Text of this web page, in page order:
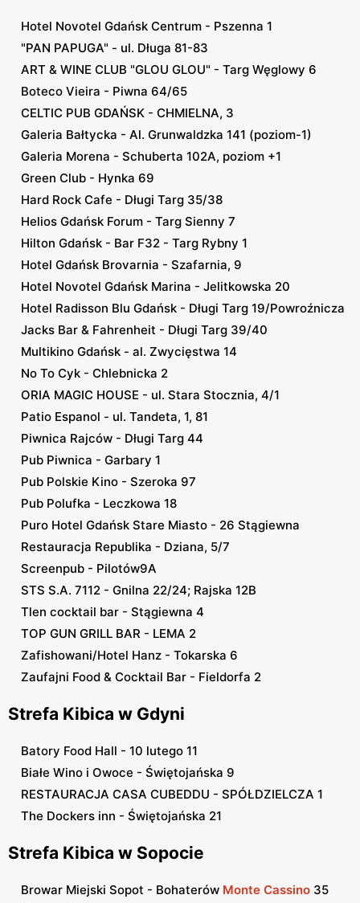
Hotel Novotel Gdańsk Centrum - Pszenna 1
"PAN PAPUGA" - ul. Długa 81-83
ART & WINE CLUB "GLOU GLOU" - Targ Węglowy 6
Boteco Vieira - Piwna 64/65
CELTIC PUB GDAŃSK - CHMIELNA, 3
Galeria Bałtycka - Al. Grunwaldzka 141 (poziom-1)
Galeria Morena - Schuberta 102A, poziom +1
Green Club - Hynka 69
Hard Rock Cafe - Długi Targ 35/38
Helios Gdańsk Forum - Targ Sienny 7
Hilton Gdańsk - Bar F32 - Targ Rybny 1
Hotel Gdańsk Brovarnia - Szafarnia, 9
Hotel Novotel Gdańsk Marina - Jelitkowska 20
Hotel Radisson Blu Gdańsk - Długi Targ 19/Powroźnicza
Jacks Bar & Fahrenheit - Długi Targ 39/40
Multikino Gdańsk - al. Zwycięstwa 14
No To Cyk - Chlebnicka 2
ORIA MAGIC HOUSE - ul. Stara Stocznia, 4/1
Patio Espanol - ul. Tandeta, 1, 81
Piwnica Rajców - Długi Targ 44
Pub Piwnica - Garbary 1
Pub Polskie Kino - Szeroka 97
Pub Polufka - Leczkowa 18
Puro Hotel Gdańsk Stare Miasto - 26 Stągiewna
Restauracja Republika - Dziana, 5/7
Screenpub - Pilotów9A
STS S.A. 7112 - Gnilna 22/24; Rajska 12B
Tlen cocktail bar - Stągiewna 4
TOP GUN GRILL BAR - LEMA 2
Zafishowani/Hotel Hanz - Tokarska 6
Zaufajni Food & Cocktail Bar - Fieldorfa 2
Strefa Kibica w Gdyni
Batory Food Hall - 10 lutego 11
Białe Wino i Owoce - Świętojańska 9
RESTAURACJA CASA CUBEDDU - SPÓŁDZIELCZA 1
The Dockers inn - Świętojańska 21
Strefa Kibica w Sopocie
Browar Miejski Sopot - Bohaterów Monte Cassino 35